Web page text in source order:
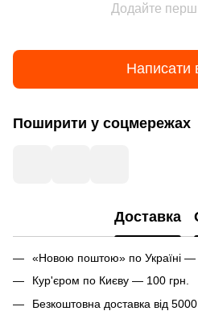
Додайте
Написати
Поширити у соцмережах
Доставка
«Новою поштою» по Україні —
Кур'єром по Києву — 100 грн.
Безкоштовна доставка від 5000